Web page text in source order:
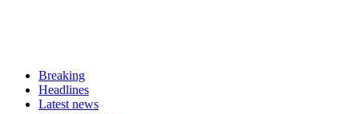
Breaking
Headlines
Latest news